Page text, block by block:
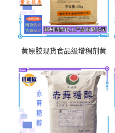
黄原胶现货食品级增稠剂黄
中轩黄原胶